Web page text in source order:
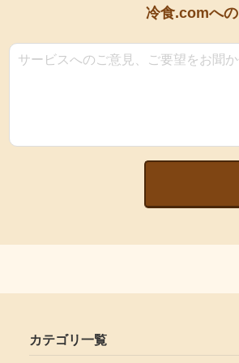
冷食.comへの
カテゴリ一覧